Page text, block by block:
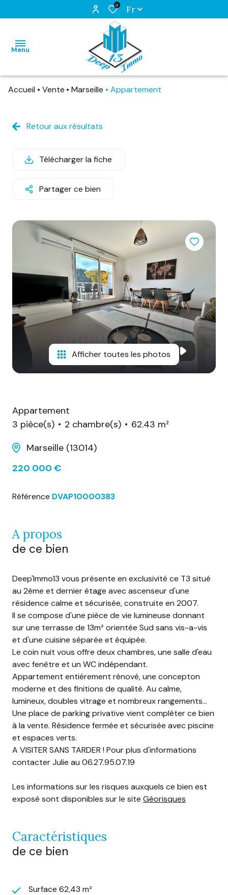
0 Fr
Menu
VENTES
ESTIMATION
GESTION
SOMMES-
NOUS ?
Accueil Vente Marseille Appartement
Retour aux résultats
Télécharger la fiche
Partager ce bien
Afficher toutes les photos
Appartement
3 pièce(s)
2 chambre(s)
62.43 m²
Marseille (13014)
220 000 €
Référence DVAP10000383
a propos
de ce bien
Deep'Immo13 vous présente en exclusivité ce T3 situé
au 2ème et dernier étage avec ascenseur d'une
résidence calme et sécurisée, construite en 2007.
Il se compose d'une pièce de vie lumineuse donnant
sur une terrasse de 13m² orientée Sud sans vis-a-vis
et d'une cuisine séparée et équipée.
Le coin nuit vous offre deux chambres, une salle d'eau
avec fenêtre et un WC indépendant.
Appartement entiérement rénové, une concepton
moderne et des finitions de qualité. Au calme,
lumineux, doubles vitrage et nombreux rangements...
Une place de parking privative vient compléter ce bien
à la vente. Résidence fermée et sécurisée avec piscine
et espaces verts.
A VISITER SANS TARDER ! Pour plus d'informations
contacter Julie au 06.27.95.07.19
Les informations sur les risques auxquels ce bien est
exposé sont disponibles sur le site Géorisques
caractéristiques
de ce bien
Surface 62,43 m²